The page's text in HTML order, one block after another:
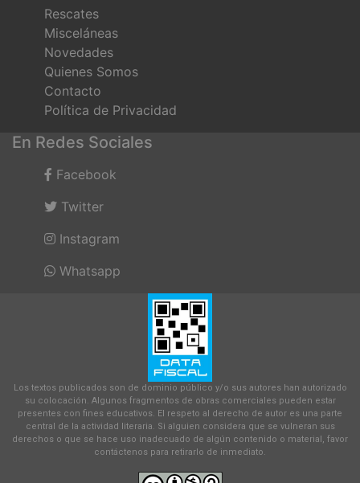
Rescates
Misceláneas
Novedades
Quienes Somos
Contacto
Política de Privacidad
En Redes Sociales
Facebook
Twitter
Instagram
Whatsapp
Los textos publicados son de dominio público y/o sus autores han autorizado
su colocación. Algunos fragmentos de obras comerciales pueden estar
presentes con fines educativos. El respeto al derecho de autor es una parte
central de la actividad literaria. Si alguien considera que se vulneran sus
derechos o que se hace uso inadecuado de algún contenido o material, favor
contáctenos para retirarlo de inmediato.